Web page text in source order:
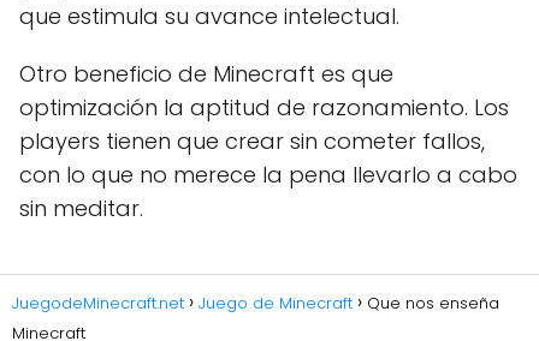
que estimula su avance intelectual.
Otro beneficio de Minecraft es que
optimización la aptitud de razonamiento. Los
players tienen que crear sin cometer fallos,
con lo que no merece la pena llevarlo a cabo
sin meditar.
JuegodeMinecraft.net Juego de Minecraft
Que nos enseña
Minecraft